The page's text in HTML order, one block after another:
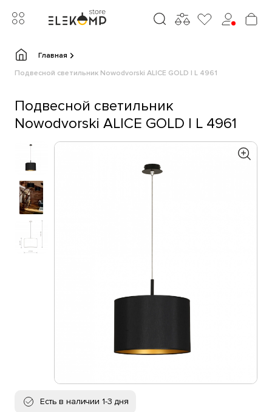
Главная
Подвесной светильник Nowodvorski ALICE GOLD I L 4961
Подвесной светильник
Nowodvorski ALICE GOLD I L 4961
Есть в наличии 1-3 дня